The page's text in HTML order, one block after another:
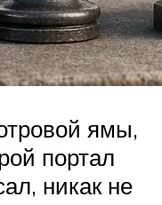
ямы,
портал
никак не